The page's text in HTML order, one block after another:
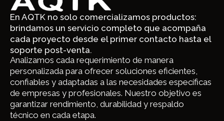
En AQTK no solo comercializamos productos:
brindamos un servicio completo que acompaña
cada proyecto desde el primer contacto hasta el
soporte post-venta.
Analizamos cada requerimiento de manera
personalizada para ofrecer soluciones eficientes,
confiables y adaptadas a las necesidades específicas
de empresas y profesionales. Nuestro objetivo es
garantizar rendimiento, durabilidad y respaldo
técnico en cada etapa.